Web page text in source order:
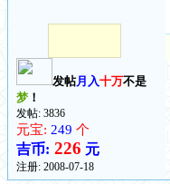
发帖月入十万不是
梦！
发帖: 3836
元宝: 249 个
吉币: 226 元
注册: 2008-07-18